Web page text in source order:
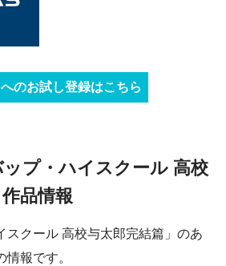
のお試し登録はこちら
ップ・ハイスクール 高校
品情報
スクール 高校与太郎完結篇」のあ
報です。